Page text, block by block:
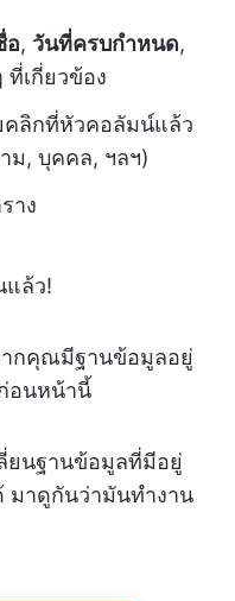
อ, วันที่ครบกำหนด,
เกี่ยวข้อง
ลิกที่หัวคอลัมน์แล้ว
ม, บุคคล, ฯลฯ)
าง
ล้ว!
กคุณมีฐานข้อมูลอยู่
อนหน้านี้
ยนฐานข้อมูลที่มีอยู่
มาดูกันว่ามันทำงาน